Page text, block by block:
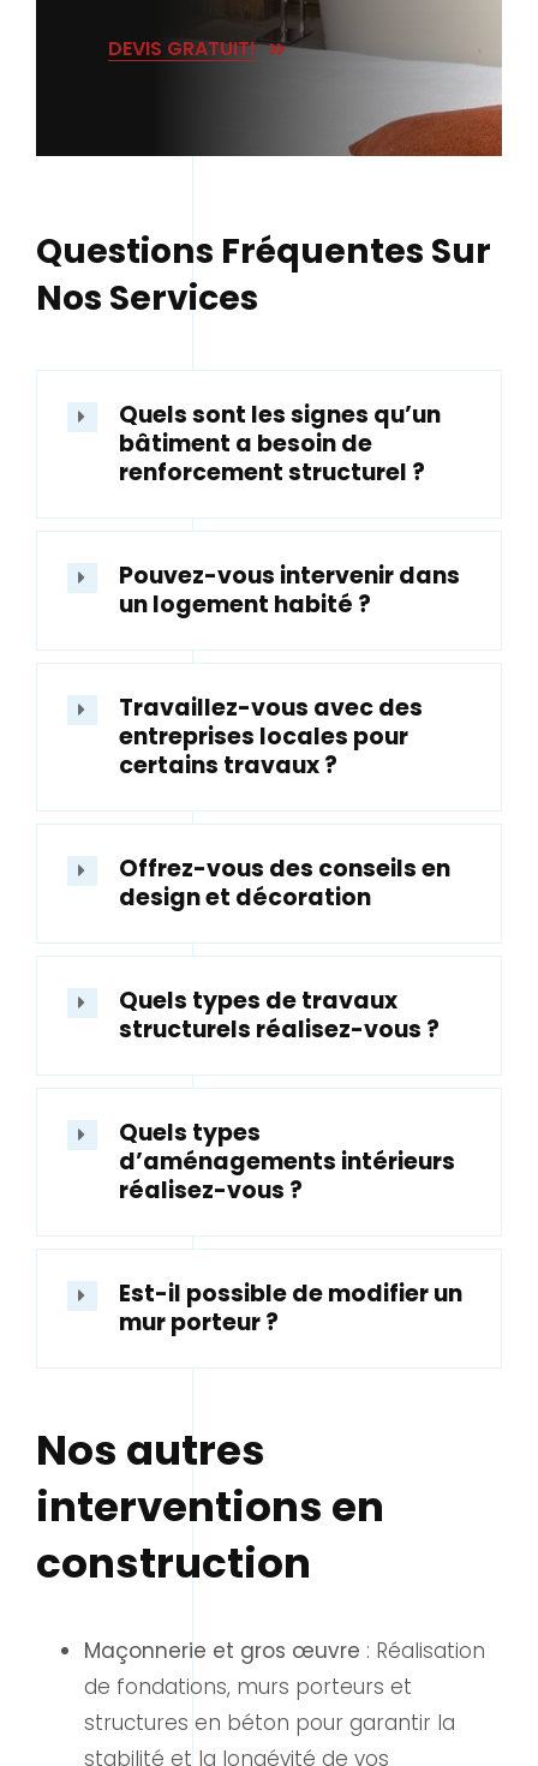
DEVIS GRATUIT!
Questions Fréquentes Sur
Nos Services
Quels sont les signes qu’un
bâtiment a besoin de
renforcement structurel ?
Pouvez-vous intervenir dans
un logement habité ?
Travaillez-vous avec des
entreprises locales pour
certains travaux ?
Offrez-vous des conseils en
design et décoration
Quels types de travaux
structurels réalisez-vous ?
Quels types
d’aménagements intérieurs
réalisez-vous ?
Est-il possible de modifier un
mur porteur ?
Nos autres
interventions en
construction
Maçonnerie et gros œuvre : Réalisation
de fondations, murs porteurs et
structures en béton pour garantir la
stabilité et la longévité de vos